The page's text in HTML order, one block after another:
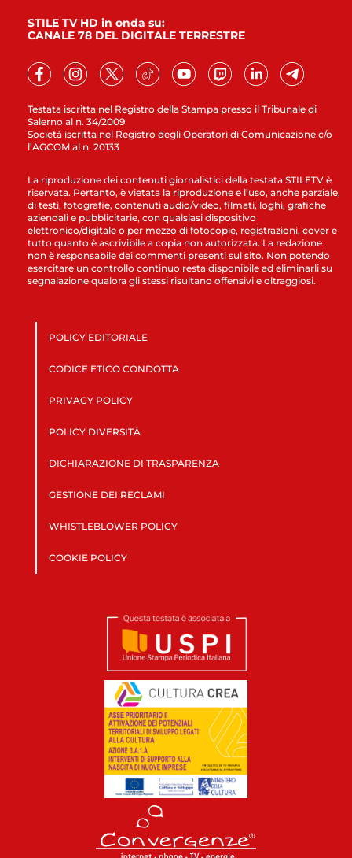
Testata iscritta nel Registro della Stampa presso il Tribunale di
Salerno al n. 34/2009
Società iscritta nel Registro degli Operatori di Comunicazione c/o
l’AGCOM al n. 20133
STILE TV HD in onda su:
CANALE 78 DEL DIGITALE TERRESTRE
La riproduzione dei contenuti giornalistici della testata STILETV è
riservata. Pertanto, è vietata la riproduzione e l’uso, anche parziale,
di testi, fotografie, contenuti audio/video, filmati, loghi, grafiche
aziendali e pubblicitarie, con qualsiasi dispositivo
elettronico/digitale o per mezzo di fotocopie, registrazioni, cover e
tutto quanto è ascrivibile a copia non autorizzata. La redazione
non è responsabile dei commenti presenti sul sito. Non potendo
esercitare un controllo continuo resta disponibile ad eliminarli su
segnalazione qualora gli stessi risultano offensivi e oltraggiosi.
POLICY EDITORIALE
CODICE ETICO CONDOTTA
PRIVACY POLICY
POLICY DIVERSITÀ
DICHIARAZIONE DI TRASPARENZA
GESTIONE DEI RECLAMI
WHISTLEBLOWER POLICY
COOKIE POLICY